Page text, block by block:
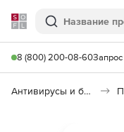
Softline
Поиск
8 (800) 200-08-60
Антивирусы и безопасность